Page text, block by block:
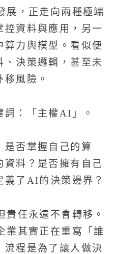
展，正走向兩種極端
控資料與應用，另一
算力與模型。看似便
、決策邏輯，甚至未
風險。
詞：「主權AI」。
是否掌握自己的算
資料？是否擁有自己
義了AI的決策邊界？
任永遠不會轉移。
業其實正在重寫「誰
流程是為了讓人做決